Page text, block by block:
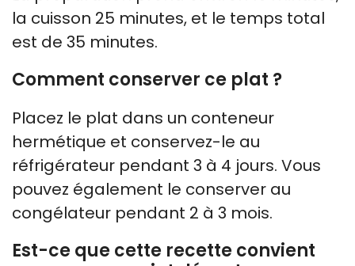
la cuisson 25 minutes, et le temps total
est de 35 minutes.
Comment conserver ce plat ?
Placez le plat dans un conteneur
hermétique et conservez-le au
réfrigérateur pendant 3 à 4 jours. Vous
pouvez également le conserver au
congélateur pendant 2 à 3 mois.
Est-ce que cette recette convient